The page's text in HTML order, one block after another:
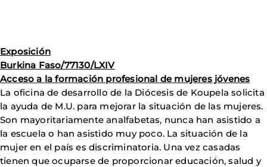
Exposición
Burkina Faso/77130/LXIV
Acceso a la formación profesional de mujeres jóvenes
La oficina de desarrollo de la Diócesis de Koupela solicita
la ayuda de M.U. para mejorar la situación de las mujeres.
Son mayoritariamente analfabetas, nunca han asistido a
la escuela o han asistido muy poco. La situación de la
mujer en el país es discriminatoria. Una vez casadas
tienen que ocuparse de proporcionar educación, salud y